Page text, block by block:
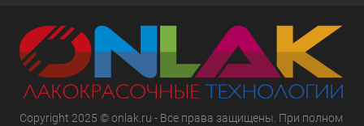
Copyright 2025 © onlak.ru - Все права защищены. При полном